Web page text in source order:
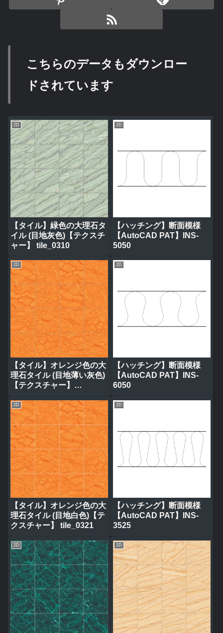
こちらのデータもダウンロー
ドされています
2D
【タイル】緑色の大理石タ
イル (目地灰色)【テクスチ
ャー】 tile_0310
2D
【ハッチング】断面模様
【AutoCAD PAT】INS-
5050
2D
【タイル】オレンジ色の大
理石タイル (目地薄い灰色)
【テクスチャー】
2D
【ハッチング】断面模様
【AutoCAD PAT】INS-
6050
2D
【タイル】オレンジ色の大
理石タイル (目地白色)【テ
クスチャー】 tile_0321
2D
【ハッチング】断面模様
【AutoCAD PAT】INS-
3525
2D 2D